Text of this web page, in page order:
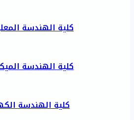
كلية الهندسة
كلية الهندسة
كلية الهندسة